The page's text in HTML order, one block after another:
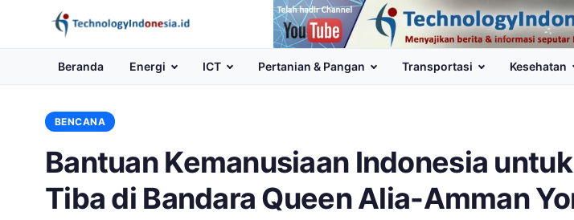
Channel
Youtube
Beranda Energi ICT Pertanian & Pangan Transportasi Kesehatan
BENCANA
Bantuan Kemanusiaan Indonesia
Tiba di Bandara Queen Alia-Amman